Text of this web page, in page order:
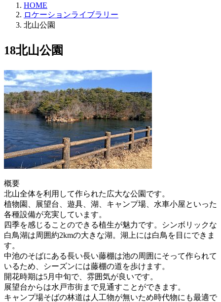
HOME
ロケーションライブラリー
北山公園
18北山公園
概要
北山全体を利用して作られた広大な公園です。
植物園、展望台、遊具、湖、キャンプ場、水車小屋といった
各種設備が充実しています。
四季を感じることのできる植生が魅力です。シンボリックな
白鳥湖は周囲約2kmの大きな湖。湖上には白鳥を目にできま
す。
中池のそばにある長い長い藤棚は池の周囲にそって作られて
いるため、シーズンには藤棚の道を歩けます。
開花時期は5月中旬で、雰囲気が良いです。
展望台からは水戸市街まで見通すことができます。
キャンプ場そばの林道は人工物が無いため時代物にも最適で